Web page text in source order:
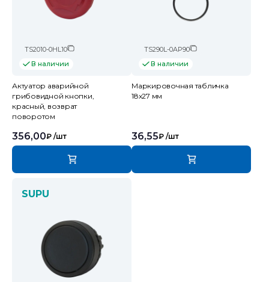
TS2010-0HL10
В наличии
Актуатор аварийной
грибовидной кнопки,
красный, возврат
поворотом
356,00₽ /шт
TS290L-0AP90
В наличии
Маркировочная табличка
18х27 мм
36,55₽ /шт
SUPU